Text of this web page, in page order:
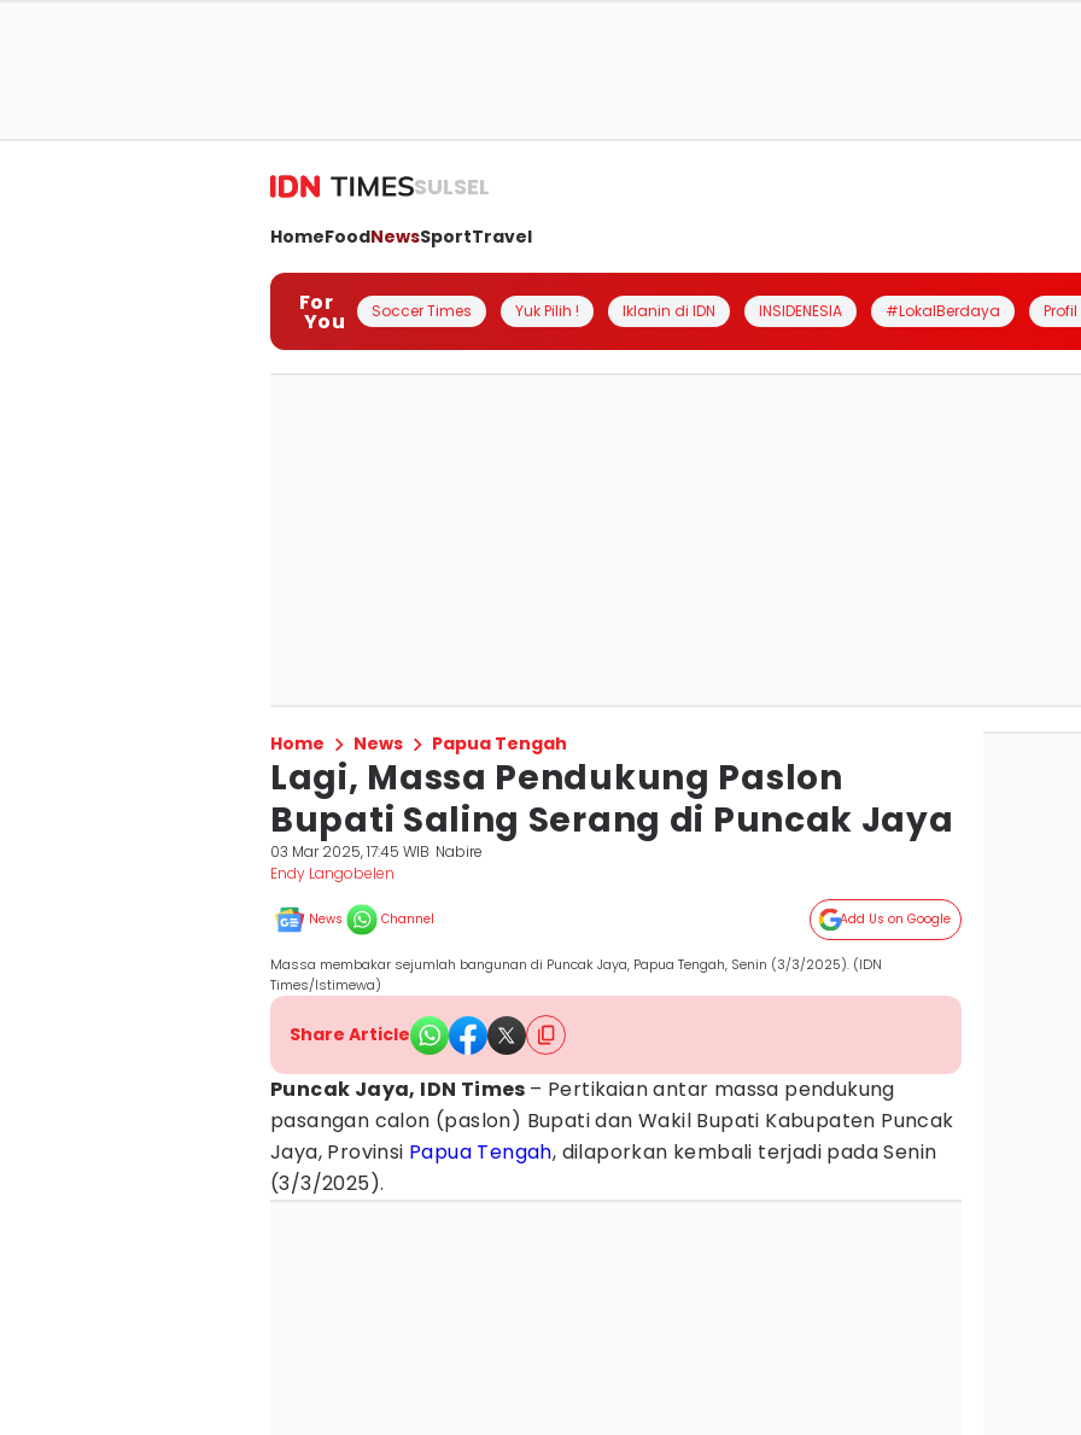
SULSEL
HomeFoodNewsSportTravel
For
You Soccer Times Yuk Pilih ! Iklanin di IDN INSIDENESIA #LokalBerdaya
Home News Papua Tengah
Lagi, Massa Pendukung Paslon
Bupati Saling Serang di Puncak Jaya
03 Mar 2025, 17:45 WIB Nabire
Endy Langobelen
News Channel Add Us on Google
Massa membakar sejumlah bangunan di Puncak Jaya, Papua Tengah, Senin (3/3/2025). (IDN
Times/Istimewa)
Share Article
Puncak Jaya, IDN Times – Pertikaian antar massa pendukung
pasangan calon (paslon) Bupati dan Wakil Bupati Kabupaten Puncak
Jaya, Provinsi Papua Tengah, dilaporkan kembali terjadi pada Senin
(3/3/2025).